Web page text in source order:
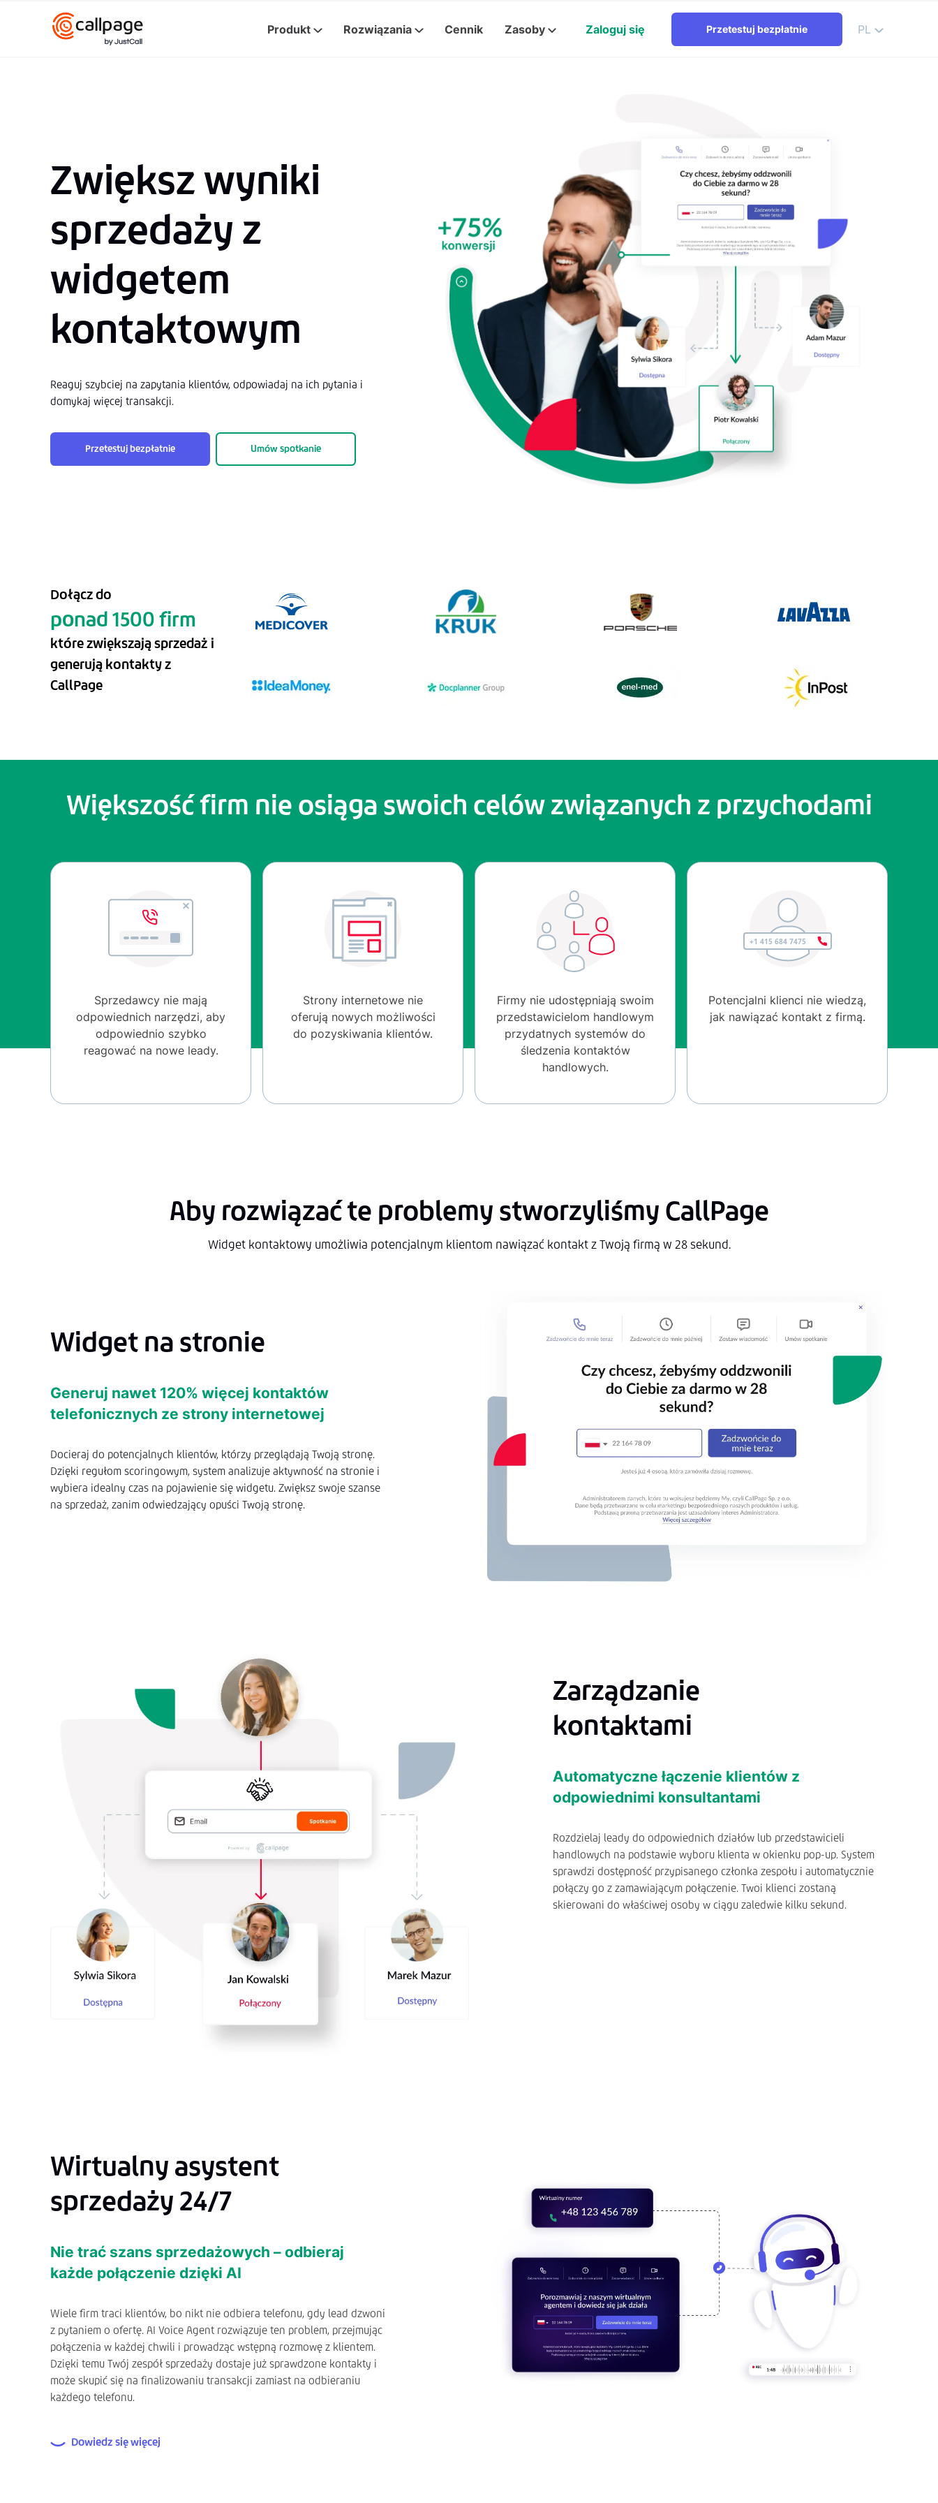
Produkt Rozwiązania Cennik Zasoby Zaloguj się Przetestuj bezpłatnie PL
Zwiększ wyniki
sprzedaży z
widgetem
kontaktowym
Reaguj szybciej na zapytania klientów, odpowiadaj na ich pytania i
domykaj więcej transakcji.
Przetestuj bezpłatnie Umów spotkanie
Dołącz do
ponad 1500 firm
które zwiększają sprzedaż i
generują kontakty z
CallPage
Większość firm nie osiąga swoich celów związanych z przychodami
Sprzedawcy nie mają
odpowiednich narzędzi, aby
odpowiednio szybko
reagować na nowe leady.
Strony internetowe nie
oferują nowych możliwości
do pozyskiwania klientów.
Firmy nie udostępniają swoim
przedstawicielom handlowym
przydatnych systemów do
śledzenia kontaktów
handlowych.
Potencjalni klienci nie wiedzą,
jak nawiązać kontakt z firmą.
Aby rozwiązać te problemy stworzyliśmy CallPage
Widget kontaktowy umożliwia potencjalnym klientom nawiązać kontakt z Twoją firmą w 28 sekund.
Widget na stronie
Generuj nawet 120% więcej kontaktów
telefonicznych ze strony internetowej
Docieraj do potencjalnych klientów, którzy przeglądają Twoją stronę.
Dzięki regułom scoringowym, system analizuje aktywność na stronie i
wybiera idealny czas na pojawienie się widgetu. Zwiększ swoje szanse
na sprzedaż, zanim odwiedzający opuści Twoją stronę.
Zarządzanie
kontaktami
Automatyczne łączenie klientów z
odpowiednimi konsultantami
Rozdzielaj leady do odpowiednich działów lub przedstawicieli
handlowych na podstawie wyboru klienta w okienku pop-up. System
sprawdzi dostępność przypisanego członka zespołu i automatycznie
połączy go z zamawiającym połączenie. Twoi klienci zostaną
skierowani do właściwej osoby w ciągu zaledwie kilku sekund.
Wirtualny asystent
sprzedaży 24/7
Nie trać szans sprzedażowych – odbieraj
każde połączenie dzięki AI
Wiele firm traci klientów, bo nikt nie odbiera telefonu, gdy lead dzwoni
z pytaniem o ofertę. AI Voice Agent rozwiązuje ten problem, przejmując
połączenia w każdej chwili i prowadząc wstępną rozmowę z klientem.
Dzięki temu Twój zespół sprzedaży dostaje już sprawdzone kontakty i
może skupić się na finalizowaniu transakcji zamiast na odbieraniu
każdego telefonu.
Dowiedz się więcej